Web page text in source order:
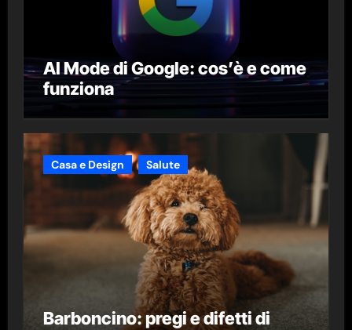
AI Mode di Google: cos’è e come
funziona
Casa e Design Salute
Barboncino: pregi e difetti di